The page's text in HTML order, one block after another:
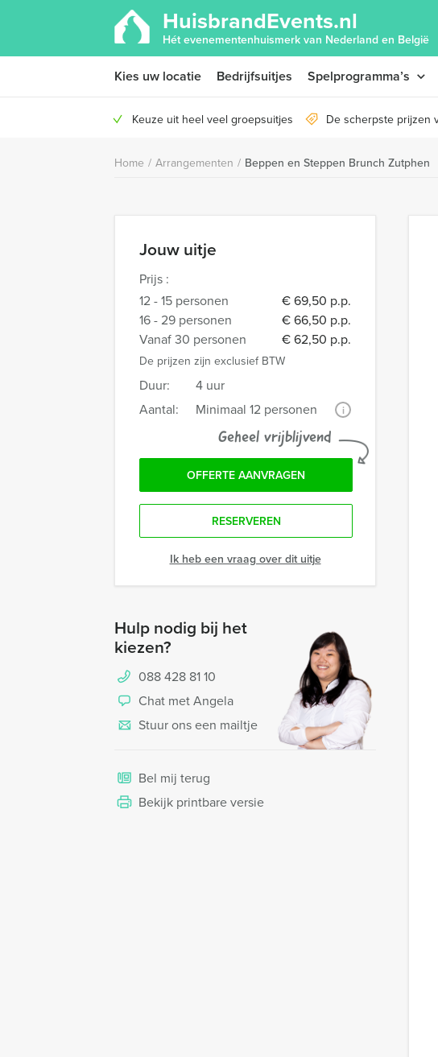
HuisbrandEvents.nl
Hét evenementenhuismerk van Nederland en België
Kies uw locatie Bedrijfsuitjes Spelprogramma’s
Keuze uit heel veel groepsuitjes De scherpste prijzen
Home / Arrangementen / Beppen en Steppen Brunch Zutphen
Jouw uitje
Prijs :
12 - 15 personen
€ 69,50 p.p.
16 - 29 personen
€ 66,50 p.p.
Vanaf 30 personen
€ 62,50 p.p.
De prijzen zijn exclusief BTW
Duur:
4 uur
Aantal:
Minimaal 12 personen i
Geheel vrijblijvend
OFFERTE AANVRAGEN
RESERVEREN
Ik heb een vraag over dit uitje
Hulp nodig bij het
kiezen?
088 428 81 10
Chat met Angela
Stuur ons een mailtje
Bel mij terug
Bekijk printbare versie